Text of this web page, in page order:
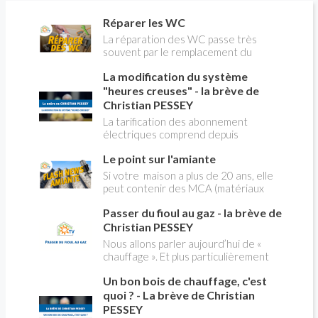
bouturer, marcotter, diviser et greffer les
végétaux.
Réparer les WC
La réparation des WC passe très
souvent par le remplacement du
expliquer
La modification du système
"heures creuses" - la brève de
Christian PESSEY
La tarification des abonnement
électriques comprend depuis
pleines, heures creuses. Aujourd'hui
Christian PESSEY vous explique tout
ce qu'il faut savoir sur la nouvelle
modification du système "heures
creuses" qui concerne près de 15
millions de Français !
Le point sur l'amiante
Si votre maison a plus de 20 ans, elle
peut contenir des MCA (matériaux
panique, on fait le point dans notre
flash news n°3 spéciale Amiante et
ses dangers avec Christian Pessey
Passer du fioul au gaz - la brève de
Christian PESSEY
Nous allons parler aujourd’hui de «
chauffage ». Et plus particulièrement
aborder l’abandon du fioul au profit du
gaz.
Un bon bois de chauffage, c'est
quoi ? - La brève de Christian
PESSEY